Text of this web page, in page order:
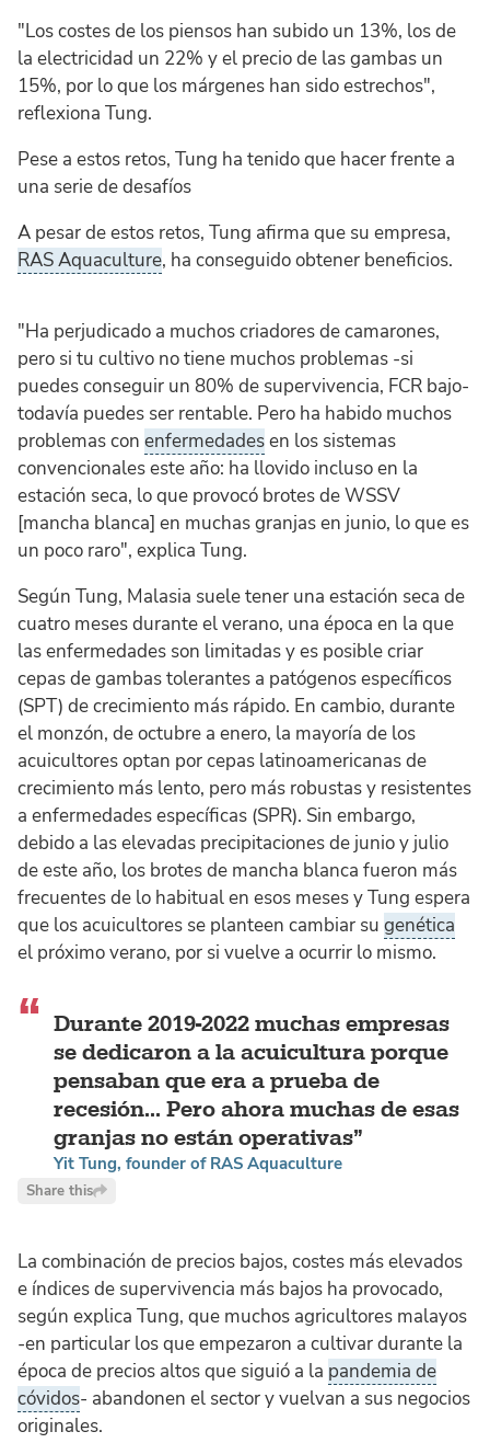
"Los costes de los piensos han subido un 13%, los de
la electricidad un 22% y el precio de las gambas un
15%, por lo que los márgenes han sido estrechos",
reflexiona Tung.
Pese a estos retos, Tung ha tenido que hacer frente a
una serie de desafíos
A pesar de estos retos, Tung afirma que su empresa,
RAS Aquaculture, ha conseguido obtener beneficios.
"Ha perjudicado a muchos criadores de camarones,
pero si tu cultivo no tiene muchos problemas -si
puedes conseguir un 80% de supervivencia, FCR bajo-
todavía puedes ser rentable. Pero ha habido muchos
problemas con enfermedadesen los sistemas
convencionales este año: ha llovido incluso en la
estación seca, lo que provocó brotes de WSSV
[mancha blanca] en muchas granjas en junio, lo que es
un poco raro", explica Tung.
Según Tung, Malasia suele tener una estación seca de
cuatro meses durante el verano, una época en la que
las enfermedades son limitadas y es posible criar
cepas de gambas tolerantes a patógenos específicos
(SPT) de crecimiento más rápido. En cambio, durante
el monzón, de octubre a enero, la mayoría de los
acuicultores optan por cepas latinoamericanas de
crecimiento más lento, pero más robustas y resistentes
a enfermedades específicas (SPR). Sin embargo,
debido a las elevadas precipitaciones de junio y julio
de este año, los brotes de mancha blanca fueron más
frecuentes de lo habitual en esos meses y Tung espera
que los acuicultores se planteen cambiar su genética
el próximo verano, por si vuelve a ocurrir lo mismo.
Durante 2019-2022 muchas empresas
se dedicaron a la acuicultura porque
pensaban que era a prueba de
recesión... Pero ahora muchas de esas
granjas no están operativas
Yit Tung, founder of RAS Aquaculture
Share this
La combinación de precios bajos, costes más elevados
e índices de supervivencia más bajos ha provocado,
según explica Tung, que muchos agricultores malayos
-en particular los que empezaron a cultivar durante la
época de precios altos que siguió a la pandemia de
cóvidos- abandonen el sector y vuelvan a sus negocios
originales.